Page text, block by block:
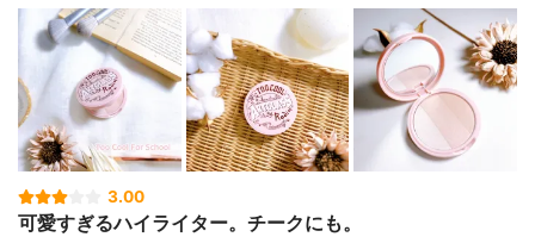
3.00
可愛すぎるハイライター。チークにも。